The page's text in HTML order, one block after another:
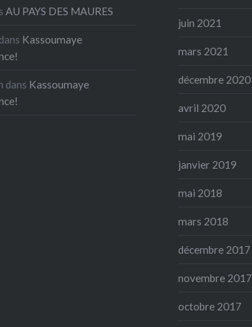
AU PAYS DES MAURES
dans Kassoumaye
dans Kassoumaye
juin 2021
mars 2021
décembre 2020
avril 2020
mai 2019
janvier 2019
mai 2018
mars 2018
décembre 2017
novembre 2017
octobre 2017